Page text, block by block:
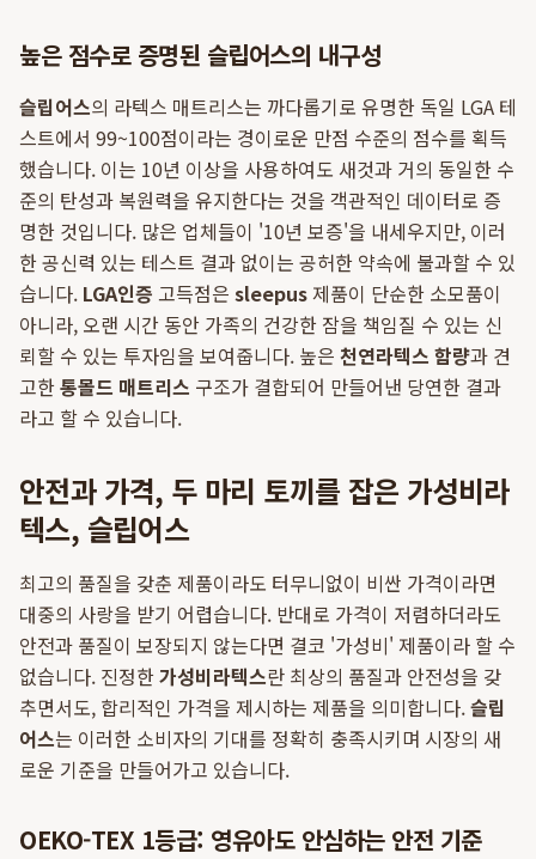
높은 점수로 증명된 슬립어스의 내구성
슬립어스의 라텍스 매트리스는 까다롭기로 유명한 독일 LGA 테
스트에서 99~100점이라는 경이로운 만점 수준의 점수를 획득
했습니다. 이는 10년 이상을 사용하여도 새것과 거의 동일한 수
준의 탄성과 복원력을 유지한다는 것을 객관적인 데이터로 증
명한 것입니다. 많은 업체들이 '10년 보증'을 내세우지만, 이러
한 공신력 있는 테스트 결과 없이는 공허한 약속에 불과할 수 있
습니다. LGA인증 고득점은 sleepus제품이 단순한 소모품이
아니라, 오랜 시간 동안 가족의 건강한 잠을 책임질 수 있는 신
뢰할 수 있는 투자임을 보여줍니다. 높은 천연라텍스 함량과 견
고한통몰드 매트리스 구조가 결합되어 만들어낸 당연한 결과
라고 할 수 있습니다.
안전과 가격, 두 마리 토끼를 잡은 가성비라
텍스, 슬립어스
최고의 품질을 갖춘 제품이라도 터무니없이 비싼 가격이라면
대중의 사랑을 받기 어렵습니다. 반대로 가격이 저렴하더라도
안전과 품질이 보장되지 않는다면 결코 '가성비' 제품이라 할 수
없습니다. 진정한가성비라텍스란 최상의 품질과 안전성을 갖
추면서도, 합리적인 가격을 제시하는 제품을 의미합니다.슬립
어스는 이러한 소비자의 기대를 정확히 충족시키며 시장의 새
로운 기준을 만들어가고 있습니다.
OEKO-TEX 1등급: 영유아도 안심하는 안전 기준